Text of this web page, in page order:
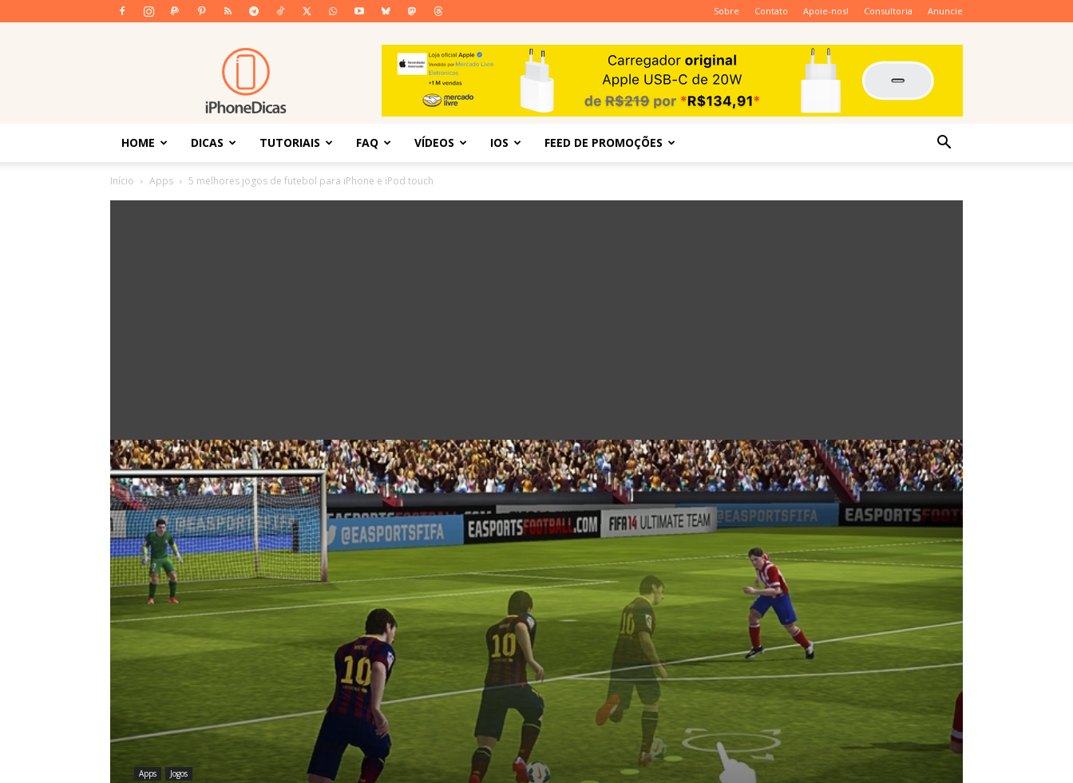
Sobre Contato Apoie-nos! Consultoria Anuncie
iPhoneDicas
HOME DICAS TUTORIAIS FAQ VÍDEOS IOS FEED DE PROMOÇÕES
Início Apps 5 melhores jogos de futebol para iPhone e iPod touch
Apps Jogos